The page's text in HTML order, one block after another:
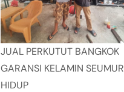
JUAL PERKUTUT BANGKOK
GARANSI KELAMIN SEUMUR
HIDUP